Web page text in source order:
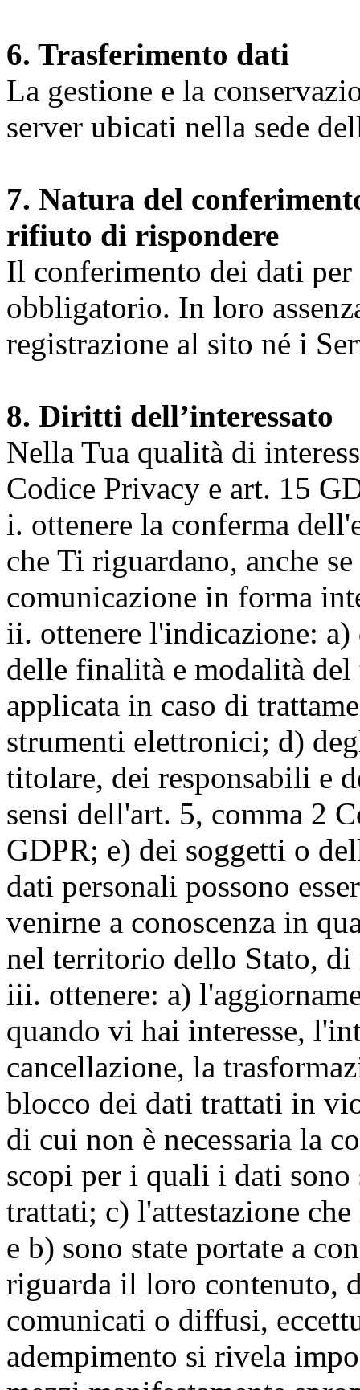
6. Trasferimento dati
La gestione e la
server ubicati nella sede
7. Natura del
rifiuto di rispondere
Il conferimento dei dati
obbligatorio. In loro
registrazione al sito né i
8. Diritti dell’interessato
Nella Tua qualità di
Codice Privacy e art. 15
i. ottenere la conferma
che Ti riguardano, anche
comunicazione in forma
ii. ottenere l'indicazione:
delle finalità e modalità
applicata in caso di
strumenti elettronici; d)
titolare, dei responsabili e
sensi dell'art. 5, comma 2
GDPR; e) dei soggetti o
dati personali possono
venirne a conoscenza in
nel territorio dello Stato,
iii. ottenere: a)
quando vi hai interesse,
cancellazione, la
blocco dei dati trattati in
di cui non è necessaria la
scopi per i quali i dati sono
trattati; c) l'attestazione
e b) sono state portate a
riguarda il loro contenuto,
comunicati o diffusi,
adempimento si rivela